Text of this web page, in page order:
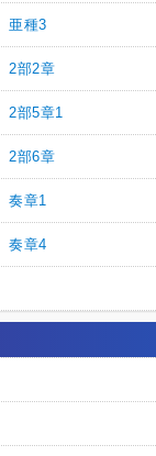
亜種3
2部2章
2部5章1
2部6章
奏章1
奏章4